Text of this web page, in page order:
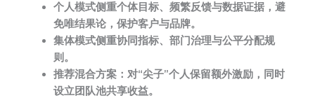
个人模式侧重个体目标、频繁反馈与数据证据，避
免唯结果论，保护客户与品牌。
集体模式侧重协同指标、部门治理与公平分配规
则。
推荐混合方案：对“尖子”个人保留额外激励，同时
设立团队池共享收益。